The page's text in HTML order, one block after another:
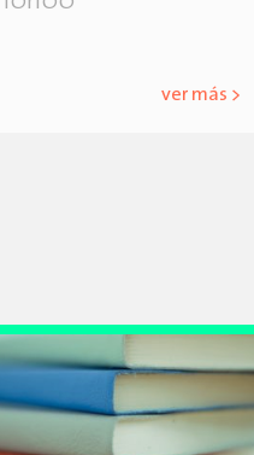
ver más >